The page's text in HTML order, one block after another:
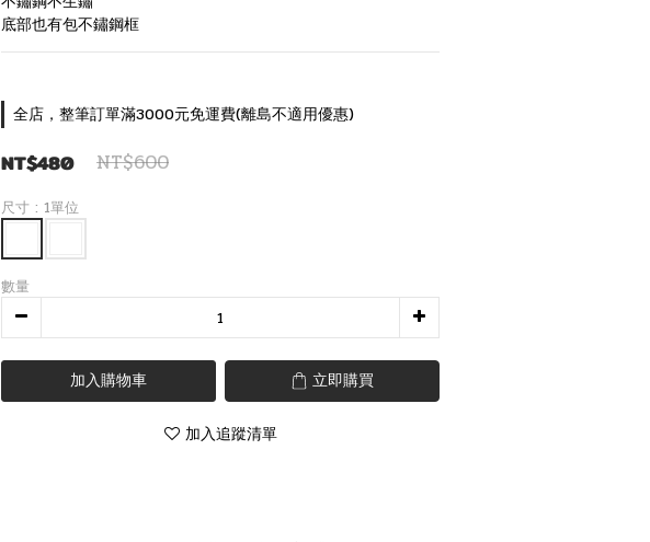
底部也有包不鏽鋼框
全店，整筆訂單滿3000元免運費(離島不適用優惠)
NT$600
NT$480
尺寸 : 1單位
數量
加入購物車 立即購買
加入追蹤清單